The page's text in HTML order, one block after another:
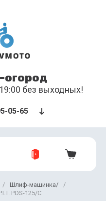
без выходных!
05-65
/ Шлиф-машинка/
/
PDS-125/C